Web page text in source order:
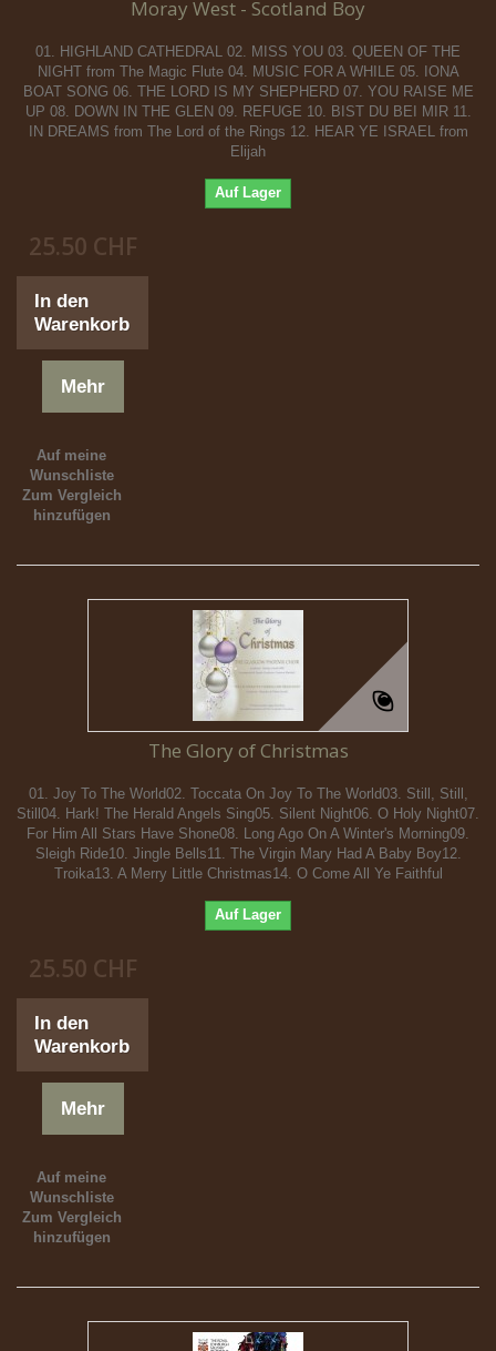
Moray West - Scotland Boy
01. HIGHLAND CATHEDRAL 02. MISS YOU 03. QUEEN OF THE
NIGHT from The Magic Flute 04. MUSIC FOR A WHILE 05. IONA
BOAT SONG 06. THE LORD IS MY SHEPHERD 07. YOU RAISE ME
UP 08. DOWN IN THE GLEN 09. REFUGE 10. BIST DU BEI MIR 11.
IN DREAMS from The Lord of the Rings 12. HEAR YE ISRAEL from
Elijah
Auf Lager
25.50 CHF
In den
Warenkorb
Mehr
Auf meine
Wunschliste
Zum Vergleich
hinzufügen
The Glory of Christmas
01. Joy To The World02. Toccata On Joy To The World03. Still, Still,
Still04. Hark! The Herald Angels Sing05. Silent Night06. O Holy Night07.
For Him All Stars Have Shone08. Long Ago On A Winter's Morning09.
Sleigh Ride10. Jingle Bells11. The Virgin Mary Had A Baby Boy12.
Troika13. A Merry Little Christmas14. O Come All Ye Faithful
Auf Lager
25.50 CHF
In den
Warenkorb
Mehr
Auf meine
Wunschliste
Zum Vergleich
hinzufügen